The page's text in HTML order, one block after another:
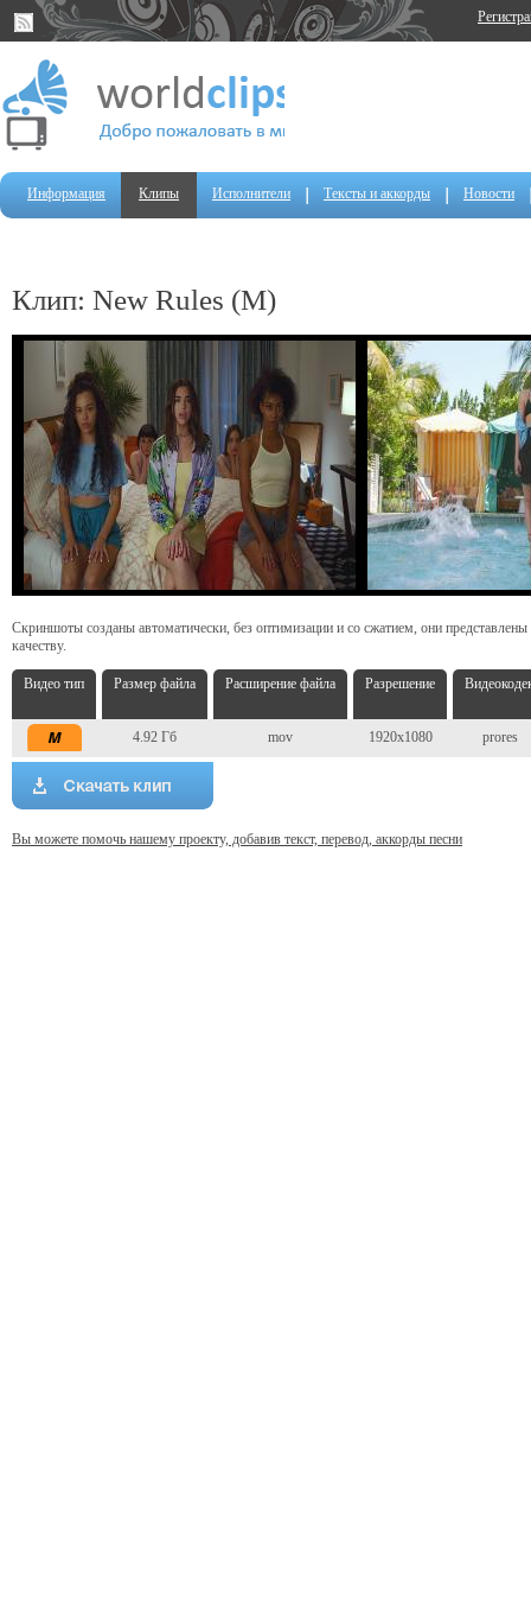
Информация Клипы Исполнители Тексты и аккорды Новости
Клип: New Rules (M)
Скриншоты созданы автоматически, без оптимизации и со сжатием, они
качеству.
Видео тип Размер файла Расширение файла Разрешение
4.92 Гб mov 1920x1080 prores
Вы можете помочь нашему проекту, добавив текст, перевод, аккорды песни